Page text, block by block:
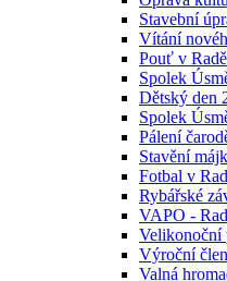
Stavební
Vítání
Pouť v
Spolek
Dětský den
Spolek
Pálení
Stavění
Fotbal v
Rybářské
VAPO -
Velikonoční
Výroční
Valná